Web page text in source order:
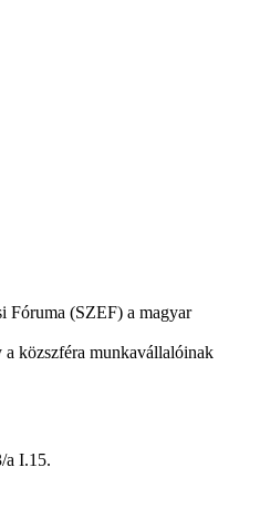
Fóruma (SZEF) a magyar
a közszféra munkavállalóinak
a I.15.